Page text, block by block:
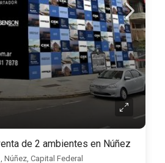
de 2 ambientes en Núñez
Capital Federal